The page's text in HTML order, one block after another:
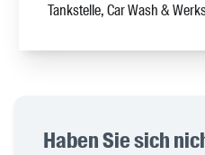
Tankstelle, Car Wash &
Haben Sie sich